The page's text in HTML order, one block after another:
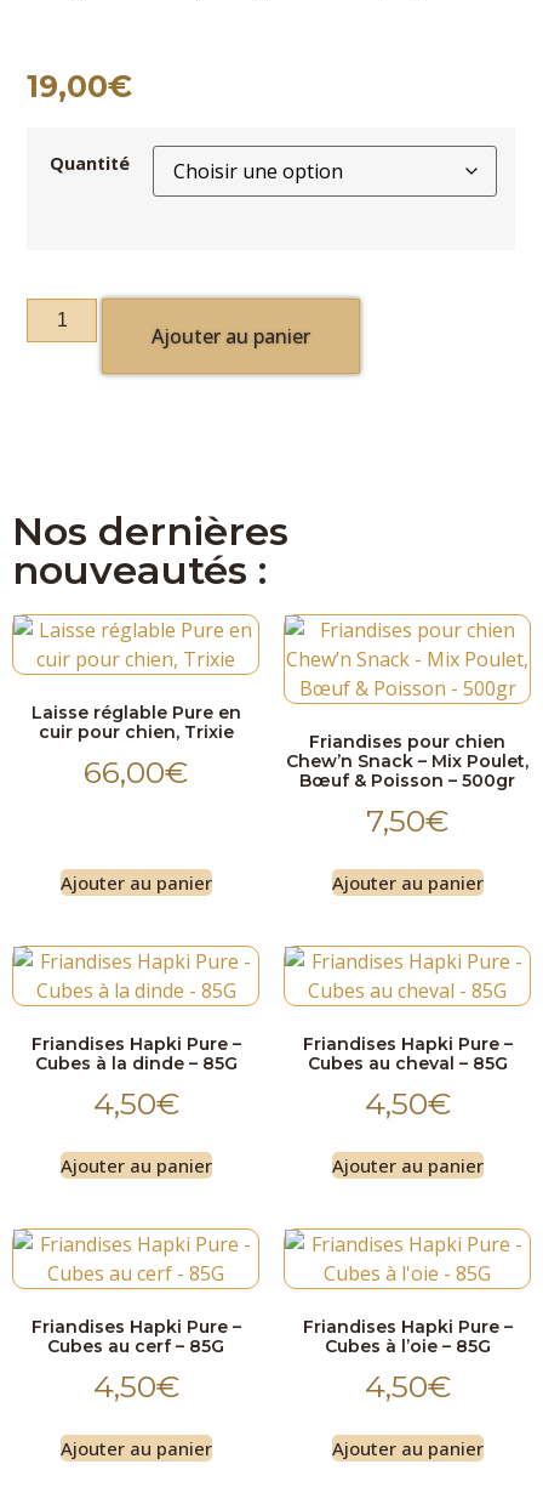
19,00€
Quantité
Ajouter au panier
Nos dernières
nouveautés :
Laisse réglable Pure en
cuir pour chien, Trixie
66,00€
Ajouter au panier
Friandises pour chien
Chew’n Snack – Mix Poulet,
Bœuf & Poisson – 500gr
7,50€
Ajouter au panier
Friandises Hapki Pure –
Cubes à la dinde – 85G
4,50€
Ajouter au panier
Friandises Hapki Pure –
Cubes au cheval – 85G
4,50€
Ajouter au panier
Friandises Hapki Pure –
Cubes au cerf – 85G
4,50€
Ajouter au panier
Friandises Hapki Pure –
Cubes à l’oie – 85G
4,50€
Ajouter au panier